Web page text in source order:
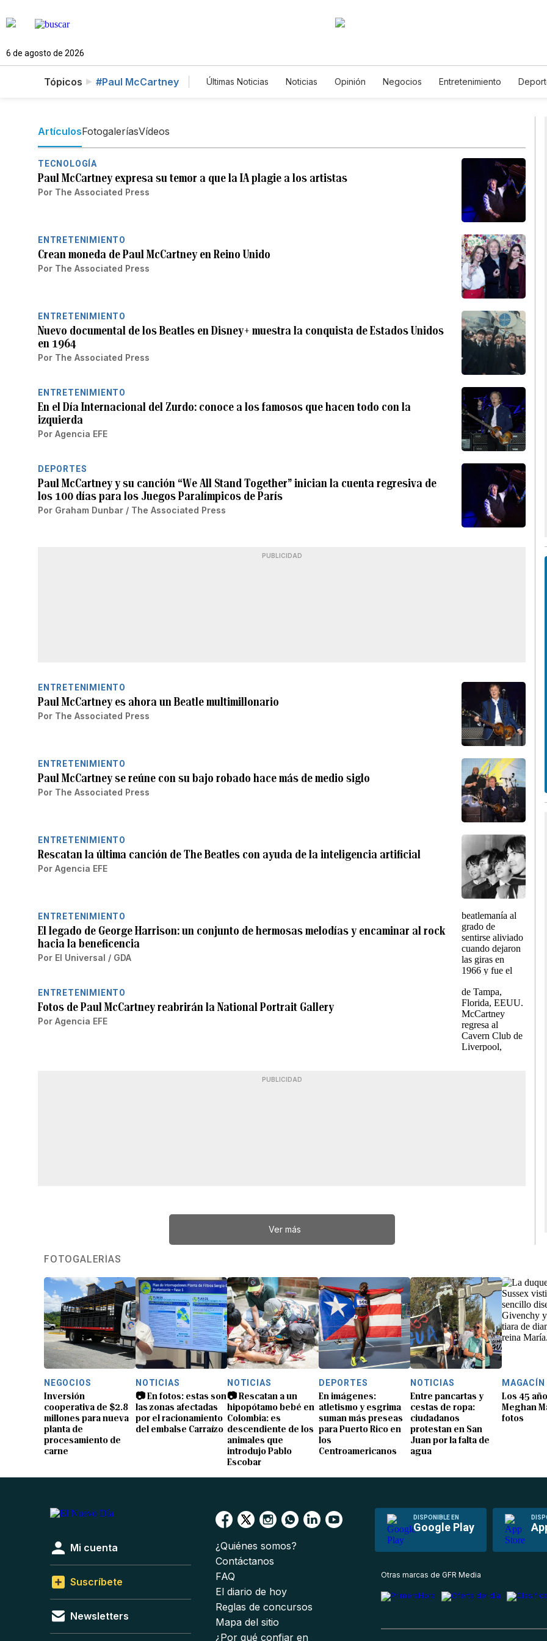
6 de agosto de 2026
Tópicos #Paul McCartney Últimas Noticias Noticias Opinión Negocios Entretenimiento
ArtículosFotogaleríasVídeos
TECNOLOGÍA
Paul McCartney expresa su temor a que la IA plagie a los artistas
Por The Associated Press
ENTRETENIMIENTO
Crean moneda de Paul McCartney en Reino Unido
Por The Associated Press
ENTRETENIMIENTO
Nuevo documental de los Beatles en Disney+ muestra la conquista de Estados Unidos
en 1964
Por The Associated Press
ENTRETENIMIENTO
En el Día Internacional del Zurdo: conoce a los famosos que hacen todo con la
izquierda
Por Agencia EFE
DEPORTES
Paul McCartney y su canción “We All Stand Together” inician la cuenta regresiva de
los 100 días para los Juegos Paralímpicos de París
Por Graham Dunbar / The Associated Press
PUBLICIDAD
ENTRETENIMIENTO
Paul McCartney es ahora un Beatle multimillonario
Por The Associated Press
ENTRETENIMIENTO
Paul McCartney se reúne con su bajo robado hace más de medio siglo
Por The Associated Press
ENTRETENIMIENTO
Rescatan la última canción de The Beatles con ayuda de la inteligencia artificial
Por Agencia EFE
ENTRETENIMIENTO
El legado de George Harrison: un conjunto de hermosas melodías y encaminar al rock
hacia la beneficencia
Por El Universal / GDA
ENTRETENIMIENTO
Fotos de Paul McCartney reabrirán la National Portrait Gallery
Por Agencia EFE
PUBLICIDAD
Ver más
FOTOGALERÍAS
NEGOCIOS
Inversión
cooperativa de $2.8
millones para nueva
planta de
procesamiento de
carne
NOTICIAS
📷 En fotos: estas son
las zonas afectadas
por el racionamiento
del embalse Carraízo
NOTICIAS
📷 Rescatan a un
hipopótamo bebé en
Colombia: es
descendiente de los
animales que
introdujo Pablo
Escobar
DEPORTES
En imágenes:
atletismo y esgrima
suman más preseas
para Puerto Rico en
los
Centroamericanos
NOTICIAS
Entre pancartas y
cestas de ropa:
ciudadanos
protestan en San
Juan por la falta de
agua
MAGACÍN
Los 45
Meghan
fotos
DISPONIBLE EN
Google Play
Mi cuenta
Suscríbete
Newsletters
¿Quiénes somos?
Contáctanos
FAQ
El diario de hoy
Reglas de concursos
Mapa del sitio
¿Por qué confiar en
Otras marcas de GFR Media